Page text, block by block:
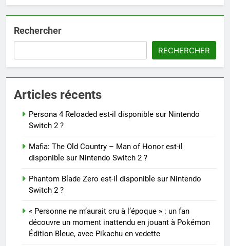
Rechercher
RECHERCHER
Articles récents
Persona 4 Reloaded est-il disponible sur Nintendo
Switch 2 ?
Mafia: The Old Country – Man of Honor est-il
disponible sur Nintendo Switch 2 ?
Phantom Blade Zero est-il disponible sur Nintendo
Switch 2 ?
« Personne ne m’aurait cru à l’époque » : un fan
découvre un moment inattendu en jouant à Pokémon
Édition Bleue, avec Pikachu en vedette